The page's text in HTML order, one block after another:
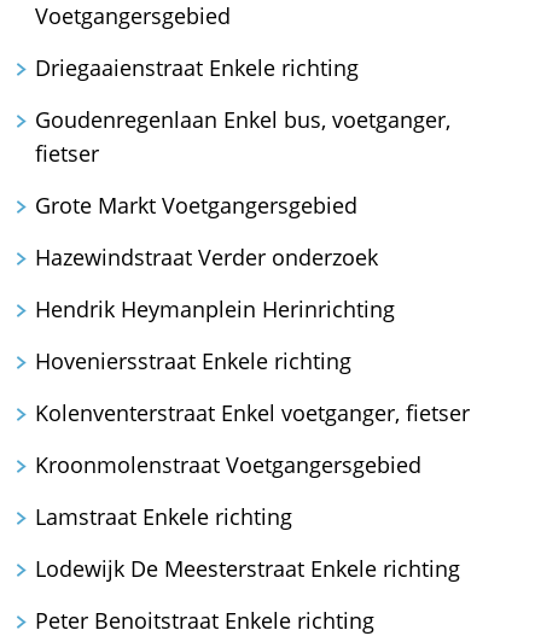
Voetgangersgebied
Driegaaienstraat Enkele richting
Goudenregenlaan Enkel bus, voetganger,
fietser
Grote Markt Voetgangersgebied
Hazewindstraat Verder onderzoek
Hendrik Heymanplein Herinrichting
Hoveniersstraat Enkele richting
Kolenventerstraat Enkel voetganger, fietser
Kroonmolenstraat Voetgangersgebied
Lamstraat Enkele richting
Lodewijk De Meesterstraat Enkele richting
Peter Benoitstraat Enkele richting